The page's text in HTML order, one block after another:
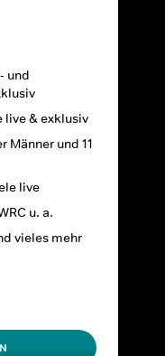
und
live & exklusiv
Männer und 11
live
u. a.
vieles mehr